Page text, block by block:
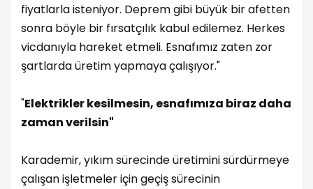
fiyatlarla isteniyor. Deprem gibi büyük bir afetten
sonra böyle bir fırsatçılık kabul edilemez. Herkes
vicdanıyla hareket etmeli. Esnafımız zaten zor
şartlarda üretim yapmaya çalışıyor."
"Elektrikler kesilmesin, esnafımıza biraz daha
zaman verilsin"
Karademir, yıkım sürecinde üretimini sürdürmeye
çalışan işletmeler için geçiş sürecinin